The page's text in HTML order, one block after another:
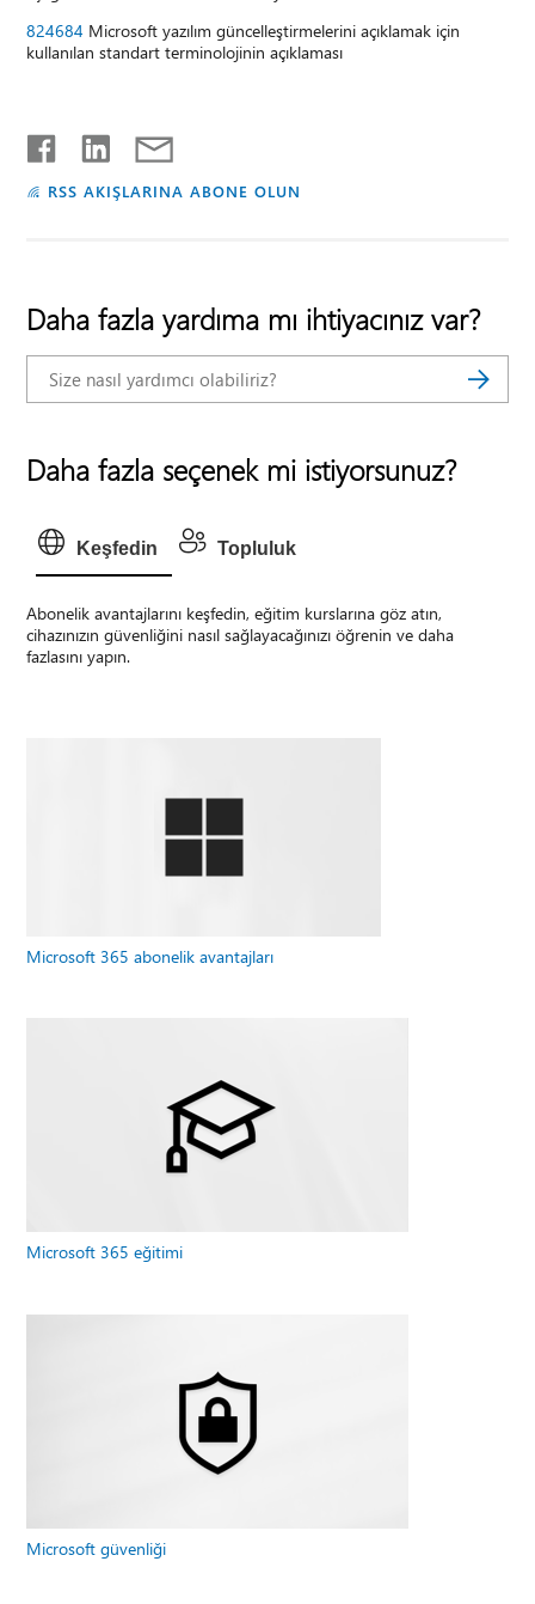
824684 Microsoft yazılım güncelleştirmelerini açıklamak için
kullanılan standart terminolojinin açıklaması
RSS AKIŞLARINA ABONE OLUN
Daha fazla yardıma mı ihtiyacınız var?
Daha fazla seçenek mi istiyorsunuz?
Keşfedin Topluluk
Abonelik avantajlarını keşfedin, eğitim kurslarına göz atın,
cihazınızın güvenliğini nasıl sağlayacağınızı öğrenin ve daha
fazlasını yapın.
Microsoft 365 abonelik avantajları
Microsoft 365 eğitimi
Microsoft güvenliği